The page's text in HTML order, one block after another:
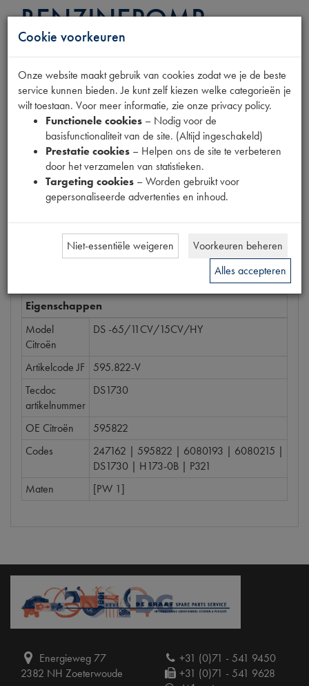
BENZINEPOMP
VERTICAAL
Productnummer
1080069
Prijs
52,53 (€43 ,41excl. btw)
Bestel
Specificaties Omschrijving
Eigenschappen
Model
Citroën
DS -65/11CV/15CV/HY
Artikelcode JF
595.822-V
Tecdoc
artikelnummer
DS1730
OE Citroën
595822
Codes
247162 | 595822 | 6080193 | 6080215 |
DS1730 | H173-0B | P321
Maten
[PW 1]
Energieweg 77
2382 NH Zoeterwoude
+31 (0)71 - 541 9450
+31 (0)71 - 541 9628
Cookie voorkeuren
Onze website maakt gebruik van cookies zodat we je de beste
service kunnen bieden. Je kunt zelf kiezen welke categorieën je
wilt toestaan. Voor meer informatie, zie onze privacy policy.
Functionele cookies – Nodig voor de
basisfunctionaliteit van de site. (Altijd ingeschakeld)
Prestatie cookies – Helpen ons de site te verbeteren
door het verzamelen van statistieken.
Targeting cookies – Worden gebruikt voor
gepersonaliseerde advertenties en inhoud.
Niet-essentiële weigeren
Voorkeuren beheren
Alles accepteren